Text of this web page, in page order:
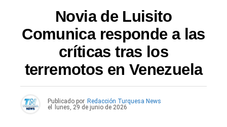
Novia de Luisito
Comunica responde a las
críticas tras los
terremotos en Venezuela
Publicado por Redacción Turquesa News
el
lunes, 29 de junio de 2026